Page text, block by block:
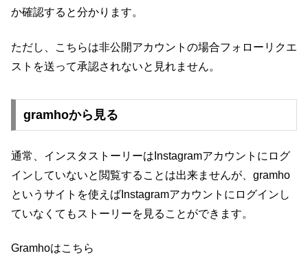
か確認すると分かります。
ただし、こちらは非公開アカウントの場合フォローリクエ
ストを送って承認されないと見れません。
gramhoから見る
通常、インスタストーリーはInstagramアカウントにログ
インしていないと閲覧することは出来ませんが、gramho
というサイトを使えばInstagramアカウントにログインし
ていなくてもストーリーを見ることができます。
Gramhoはこちら